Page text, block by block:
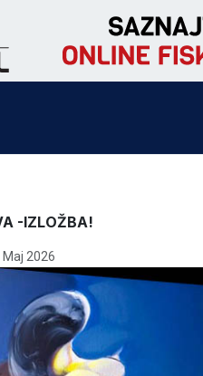
-IZLOŽBA!
Maj 2026